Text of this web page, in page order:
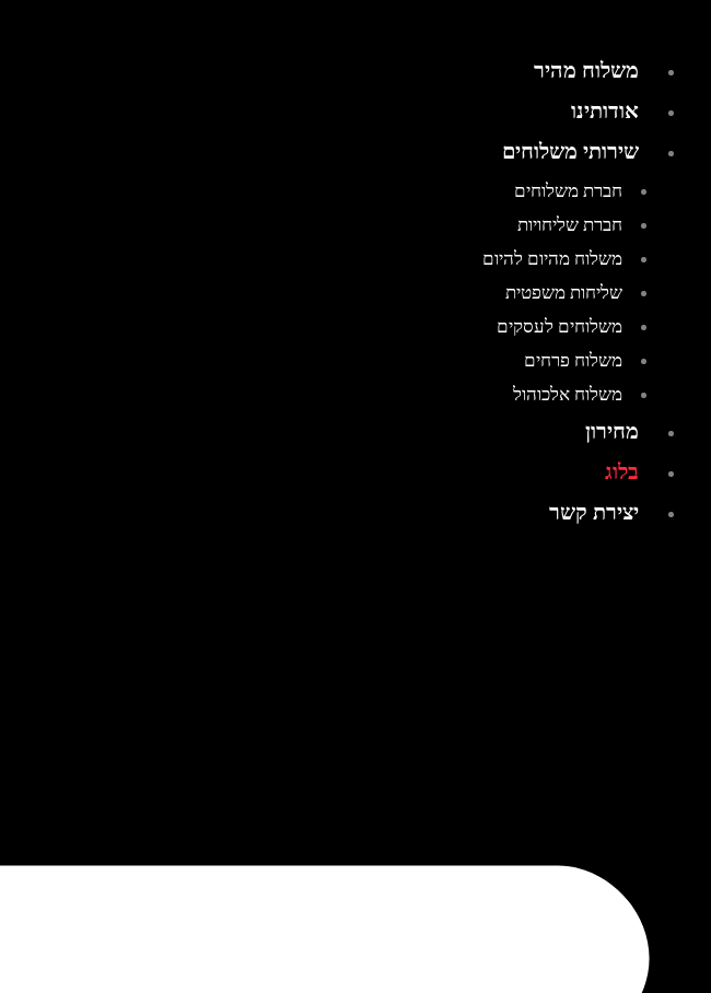
משלוח מהיר
אודותינו
שירותי משלוחים
חברת משלוחים
חברת שליחויות
משלוח מהיום להיום
שליחות משפטית
משלוחים לעסקים
משלוח פרחים
משלוח אלכוהול
מחירון
בלוג
יצירת קשר